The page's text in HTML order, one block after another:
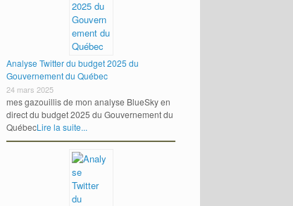
Analyse Twitter du budget 2025 du
Gouvernement du Québec
24 mars 2025
mes gazouillis de mon analyse BlueSky en
direct du budget 2025 du Gouvernement du
QuébecLire la suite...